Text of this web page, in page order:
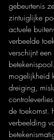
gebeurtenis
zintuiglijke
actuele
verbeelde
verschijnt
mogelijkheid
dreiging,
de toekomst.
verbeelding